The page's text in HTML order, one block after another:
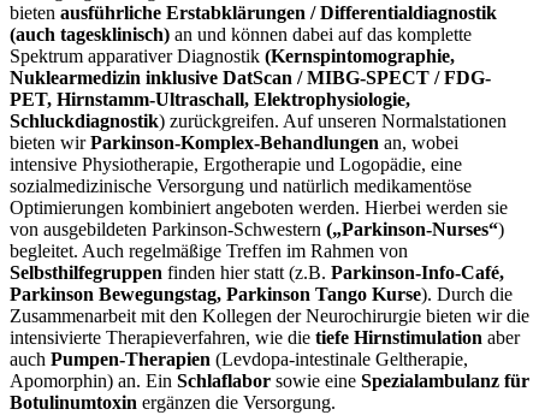
bieten ausführliche Erstabklärungen / Differentialdiagnostik
(auch tagesklinisch) an und können dabei auf das komplette
Spektrum apparativer Diagnostik (Kernspintomographie,
Nuklearmedizin inklusive DatScan / MIBG-SPECT / FDG-
PET, Hirnstamm-Ultraschall, Elektrophysiologie,
Schluckdiagnostik) zurückgreifen. Auf unseren Normalstationen
bieten wirParkinson-Komplex-Behandlungen an, wobei
intensive Physiotherapie, Ergotherapie und Logopädie, eine
sozialmedizinische Versorgung und natürlich medikamentöse
Optimierungen kombiniert angeboten werden. Hierbei werden sie
von ausgebildeten Parkinson-Schwestern („Parkinson-Nurses“)
begleitet. Auch regelmäßige Treffen im Rahmen von
Selbsthilfegruppen finden hier statt (z.B. Parkinson-Info-Café,
Parkinson Bewegungstag, Parkinson Tango Kurse). Durch die
Zusammenarbeit mit den Kollegen der Neurochirurgie bieten wir die
intensivierte Therapieverfahren, wie die tiefe Hirnstimulation aber
auch Pumpen-Therapien (Levdopa-intestinale Geltherapie,
Apomorphin) an. Ein Schlaflabor sowie eine Spezialambulanz für
Botulinumtoxin ergänzen die Versorgung.